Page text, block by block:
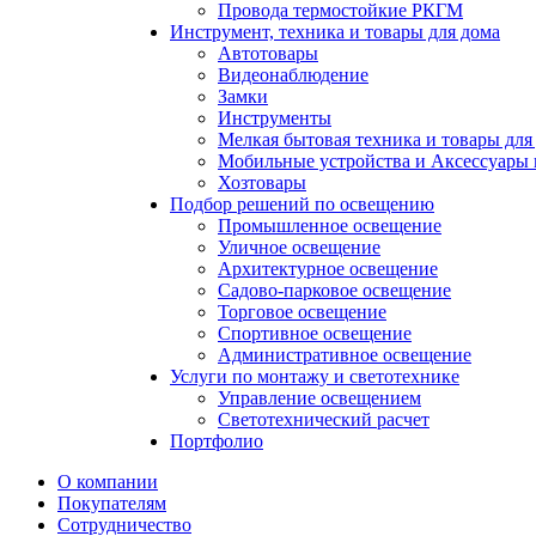
Провода термостойкие РКГМ
Инструмент, техника и товары для дома
Автотовары
Видеонаблюдение
Замки
Инструменты
Мелкая бытовая техника и товары для
Мобильные устройства и Аксессуары
Хозтовары
Подбор решений по освещению
Промышленное освещение
Уличное освещение
Архитектурное освещение
Садово-парковое освещение
Торговое освещение
Спортивное освещение
Административное освещение
Услуги по монтажу и светотехнике
Управление освещением
Светотехнический расчет
Портфолио
О компании
Покупателям
Сотрудничество